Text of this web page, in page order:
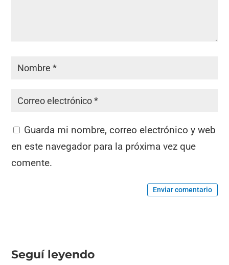
Guarda mi nombre, correo electrónico y web
en este navegador para la próxima vez que
comente.
Enviar comentario
Seguí leyendo